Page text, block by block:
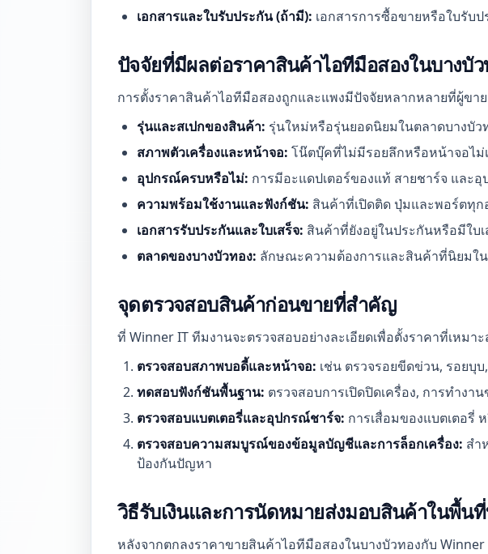
เอกสารและใบรับประกัน (ถ้ามี): เอกสารการซื้อขายหรือใบรับ
ปัจจัยที่มีผลต่อราคาสินค้าไอทีมือสองในบางบัว
การตั้งราคาสินค้าไอทีมือสองถูกและแพงมีปัจจัยหลากหลายที่ผู้ขาย
รุ่นและสเปกของสินค้า: รุ่นใหม่หรือรุ่นยอดนิยมในตลาดบางบั
สภาพตัวเครื่องและหน้าจอ: โน๊ตบุ๊คที่ไม่มีรอยลึกหรือหน้าจอไม่
อุปกรณ์ครบหรือไม่: การมีอะแดปเตอร์ของแท้ สายชาร์จ และ
ความพร้อมใช้งานและฟังก์ชัน: สินค้าที่เปิดติด ปุ่มและพอร์ตทุ
เอกสารรับประกันและใบเสร็จ: สินค้าที่ยังอยู่ในประกันหรือมีใบ
ตลาดของบางบัวทอง: ลักษณะความต้องการและสินค้าที่นิยมใ
จุดตรวจสอบสินค้าก่อนขายที่สำคัญ
ที่ Winner IT ทีมงานจะตรวจสอบอย่างละเอียดเพื่อตั้งราคาที่เหมา
ตรวจสอบสภาพบอดี้และหน้าจอ: เช่น ตรวจรอยขีดข่วน, รอยบุ
ทดสอบฟังก์ชันพื้นฐาน: ตรวจสอบการเปิดปิดเครื่อง, การทำงา
ตรวจสอบแบตเตอรี่และอุปกรณ์ชาร์จ: การเสื่อมของแบตเตอรี่
ตรวจสอบความสมบูรณ์ของข้อมูลบัญชีและการล็อกเครื่อง: สำ
ป้องกันปัญหา
วิธีรับเงินและการนัดหมายส่งมอบสินค้าในพื้น
หลังจากตกลงราคาขายสินค้าไอทีมือสองในบางบัวทองกับ